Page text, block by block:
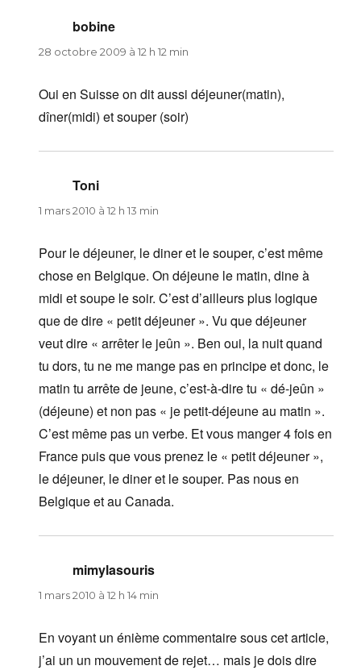
bobine
28 octobre 2009 à 12 h 12 min
Oui en Suisse on dit aussi déjeuner(matin),
dîner(midi) et souper (soir)
Toni
1 mars 2010 à 12 h 13 min
Pour le déjeuner, le diner et le souper, c’est même
chose en Belgique. On déjeune le matin, dine à
midi et soupe le soir. C’est d’ailleurs plus logique
que de dire « petit déjeuner ». Vu que déjeuner
veut dire « arrêter le jeûn ». Ben oui, la nuit quand
tu dors, tu ne me mange pas en principe et donc, le
matin tu arrête de jeune, c’est-à-dire tu « dé-jeûn »
(déjeune) et non pas « je petit-déjeune au matin ».
C’est même pas un verbe. Et vous manger 4 fois en
France puis que vous prenez le « petit déjeuner »,
le déjeuner, le diner et le souper. Pas nous en
Belgique et au Canada.
mimylasouris
1 mars 2010 à 12 h 14 min
En voyant un énième commentaire sous cet article,
j’ai un un mouvement de rejet… mais je dois dire